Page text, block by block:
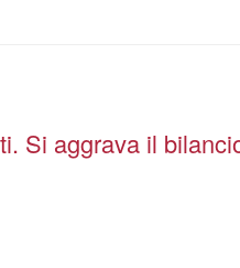
Si aggrava il